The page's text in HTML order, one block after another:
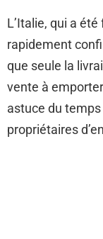
L’Italie, qui a
rapidement
que seule la
vente à
astuce du
propriétaires